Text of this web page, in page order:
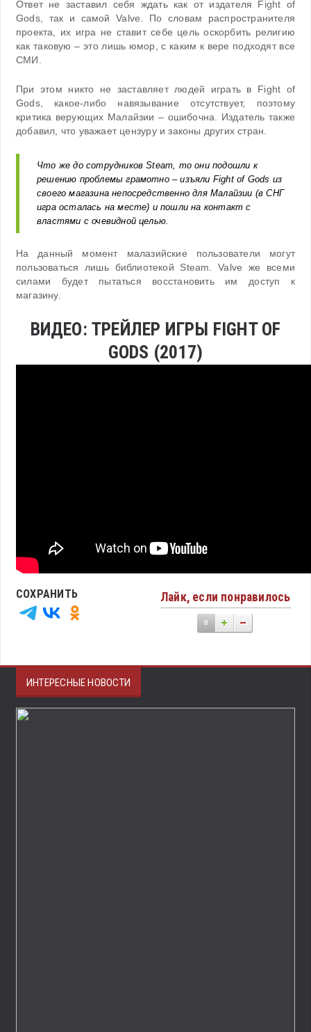
Ответ не заставил себя ждать как от издателя Fight of
Gods, так и самой Valve. По словам распространителя
проекта, их игра не ставит себе цель оскорбить религию
как таковую – это лишь юмор, с каким к вере подходят все
СМИ.
При этом никто не заставляет людей играть в Fight of
Gods, какое-либо навязывание отсутствует, поэтому
критика верующих Малайзии – ошибочна. Издатель также
добавил, что уважает цензуру и законы других стран.
Что же до сотрудников Steam, то они подошли к
решению проблемы грамотно – изъяли Fight of Gods из
своего магазина непосредственно для Малайзии (в СНГ
игра осталась на месте) и пошли на контакт с
властями с очевидной целью.
На данный момент малазийские пользователи могут
пользоваться лишь библиотекой Steam. Valve же всеми
силами будет пытаться восстановить им доступ к
магазину.
ВИДЕО: ТРЕЙЛЕР ИГРЫ FIGHT OF
GODS (2017)
Лайк, если понравилось
0
СОХРАНИТЬ
ИНТЕРЕСНЫЕ НОВОСТИ